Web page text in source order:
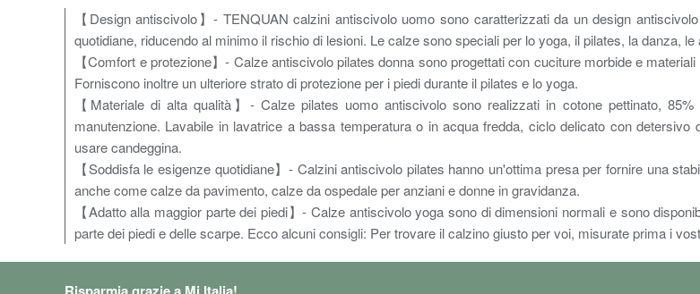
【Design antiscivolo】- TENQUAN calzini antiscivolo uomo sono caratterizzati da un design
quotidiane, riducendo al minimo il rischio di lesioni. Le calze sono speciali per lo yoga, il pilates, la danza,
【Comfort e protezione】- Calze antiscivolo pilates donna sono progettati con cuciture morbide e
Forniscono inoltre un ulteriore strato di protezione per i piedi durante il pilates e lo yoga.
【Materiale di alta qualità】- Calze pilates uomo antiscivolo sono realizzati in cotone pettinato,
manutenzione. Lavabile in lavatrice a bassa temperatura o in acqua fredda, ciclo delicato con
usare candeggina.
【Soddisfa le esigenze quotidiane】- Calzini antiscivolo pilates hanno un'ottima presa per fornire una
anche come calze da pavimento, calze da ospedale per anziani e donne in gravidanza.
【Adatto alla maggior parte dei piedi】- Calze antiscivolo yoga sono di dimensioni normali e sono
parte dei piedi e delle scarpe. Ecco alcuni consigli: Per trovare il calzino giusto per voi, misurate prima i